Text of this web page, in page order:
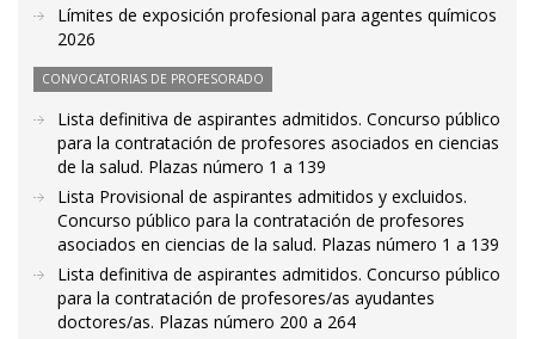
Límites de exposición profesional para agentes químicos
2026
CONVOCATORIAS DE PROFESORADO
Lista definitiva de aspirantes admitidos. Concurso público
para la contratación de profesores asociados en ciencias
de la salud. Plazas número 1 a 139
Lista Provisional de aspirantes admitidos y excluidos.
Concurso público para la contratación de profesores
asociados en ciencias de la salud. Plazas número 1 a 139
Lista definitiva de aspirantes admitidos. Concurso público
para la contratación de profesores/as ayudantes
doctores/as. Plazas número 200 a 264